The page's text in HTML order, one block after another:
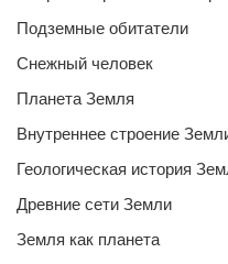
Подземные обитатели
Снежный человек
Планета Земля
Внутреннее строение
Геологическая история
Древние сети Земли
Земля как планета